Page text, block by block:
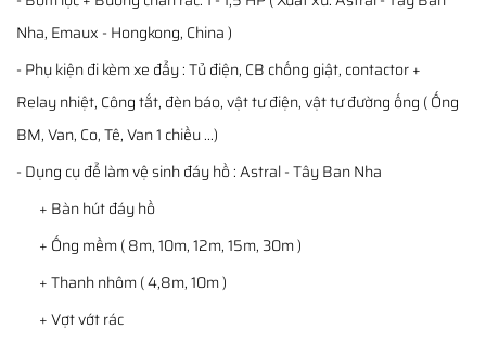
Nha, Emaux - Hongkong, China )
- Phụ kiện đi kèm xe đẩy : Tủ điện, CB chống giật, contactor +
Relay nhiệt, Công tắt, đèn báo, vật tư điện, vật tư đường ống ( Ống
BM, Van, Co, Tê, Van 1 chiều ...)
- Dụng cụ để làm vệ sinh đáy hồ : Astral - Tây Ban Nha
+ Bàn hút đáy hồ
+ Ống mềm ( 8m, 10m, 12m, 15m, 30m )
+ Thanh nhôm ( 4,8m, 10m )
+ Vợt vớt rác